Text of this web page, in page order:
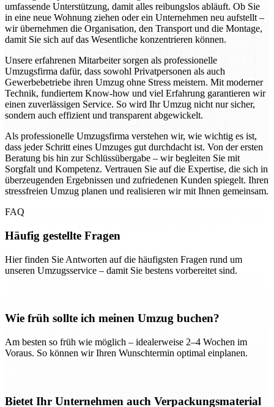
umfassende Unterstützung, damit alles reibungslos abläuft. Ob Sie
in eine neue Wohnung ziehen oder ein Unternehmen neu aufstellt –
wir übernehmen die Organisation, den Transport und die Montage,
damit Sie sich auf das Wesentliche konzentrieren können.
Unsere erfahrenen Mitarbeiter sorgen als professionelle
Umzugsfirma dafür, dass sowohl Privatpersonen als auch
Gewerbebetriebe ihren Umzug ohne Stress meistern. Mit moderner
Technik, fundiertem Know-how und viel Erfahrung garantieren wir
einen zuverlässigen Service. So wird Ihr Umzug nicht nur sicher,
sondern auch effizient und transparent abgewickelt.
Als professionelle Umzugsfirma verstehen wir, wie wichtig es ist,
dass jeder Schritt eines Umzuges gut durchdacht ist. Von der ersten
Beratung bis hin zur Schlüssübergabe – wir begleiten Sie mit
Sorgfalt und Kompetenz. Vertrauen Sie auf die Expertise, die sich in
überzeugenden Ergebnissen und zufriedenen Kunden spiegelt. Ihren
stressfreien Umzug planen und realisieren wir mit Ihnen gemeinsam.
FAQ
Häufig gestellte Fragen
Hier finden Sie Antworten auf die häufigsten Fragen rund um
unseren Umzugsservice – damit Sie bestens vorbereitet sind.
Wie früh sollte ich meinen Umzug buchen?
Am besten so früh wie möglich – idealerweise 2–4 Wochen im
Voraus. So können wir Ihren Wunschtermin optimal einplanen.
Bietet Ihr Unternehmen auch Verpackungsmaterial